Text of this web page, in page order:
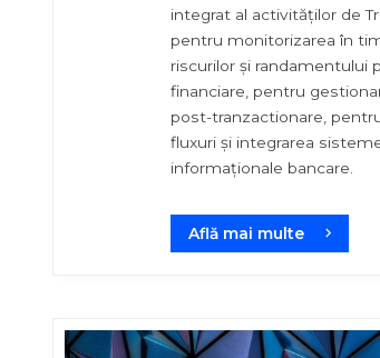
integrat al activităților de
pentru monitorizarea în
riscurilor și randamentului
financiare, pentru
post-tranzactionare,
fluxuri și integrarea
informaționale bancare.
Află mai multe